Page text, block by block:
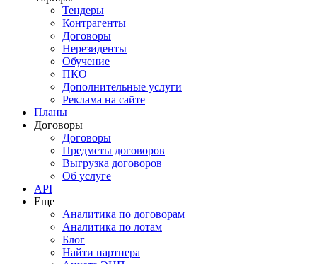
Тендеры
Контрагенты
Договоры
Нерезиденты
Обучение
ПКО
Дополнительные услуги
Реклама на сайте
Планы
Договоры
Договоры
Предметы договоров
Выгрузка договоров
Об услуге
API
Еще
Аналитика по договорам
Аналитика по лотам
Блог
Найти партнера